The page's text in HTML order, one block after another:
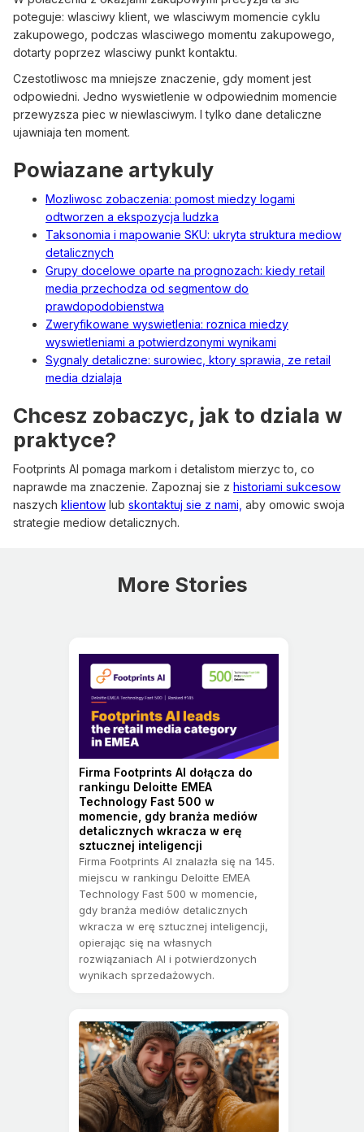
poteguje: wlasciwy klient, we wlasciwym momencie cyklu
zakupowego, podczas wlasciwego momentu zakupowego,
dotarty poprzez wlasciwy punkt kontaktu.
Czestotliwosc ma mniejsze znaczenie, gdy moment jest
odpowiedni. Jedno wyswietlenie w odpowiednim momencie
przewyzsza piec w niewlasciwym. I tylko dane detaliczne
ujawniaja ten moment.
Powiazane artykuly
Mozliwosc zobaczenia: pomost miedzy logami
odtworzen a ekspozycja ludzka
Taksonomia i mapowanie SKU: ukryta struktura mediow
detalicznych
Grupy docelowe oparte na prognozach: kiedy retail
media przechodza od segmentow do
prawdopodobienstwa
Zweryfikowane wyswietlenia: roznica miedzy
wyswietleniami a potwierdzonymi wynikami
Sygnaly detaliczne: surowiec, ktory sprawia, ze retail
media dzialaja
Chcesz zobaczyc, jak to dziala w
praktyce?
Footprints AI pomaga markom i detalistom mierzyc to, co
naprawde ma znaczenie. Zapoznaj sie z historiami sukcesow
naszych klientow lub skontaktuj sie z nami, aby omowic swoja
strategie mediow detalicznych.
More Stories
Firma Footprints AI dołącza do
rankingu Deloitte EMEA
Technology Fast 500 w
momencie, gdy branża mediów
detalicznych wkracza w erę
sztucznej inteligencji
Firma Footprints AI znalazła się na 145.
miejscu w rankingu Deloitte EMEA
Technology Fast 500 w momencie,
gdy branża mediów detalicznych
wkracza w erę sztucznej inteligencji,
opierając się na własnych
rozwiązaniach AI i potwierdzonych
wynikach sprzedażowych.